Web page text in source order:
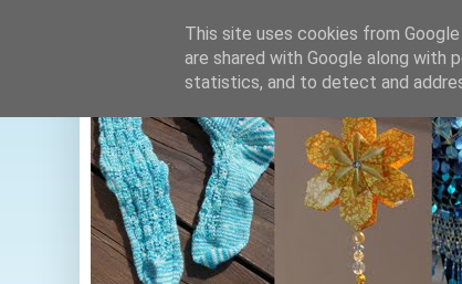
This site uses cookies from
are shared with Google along with
statistics, and to detect and